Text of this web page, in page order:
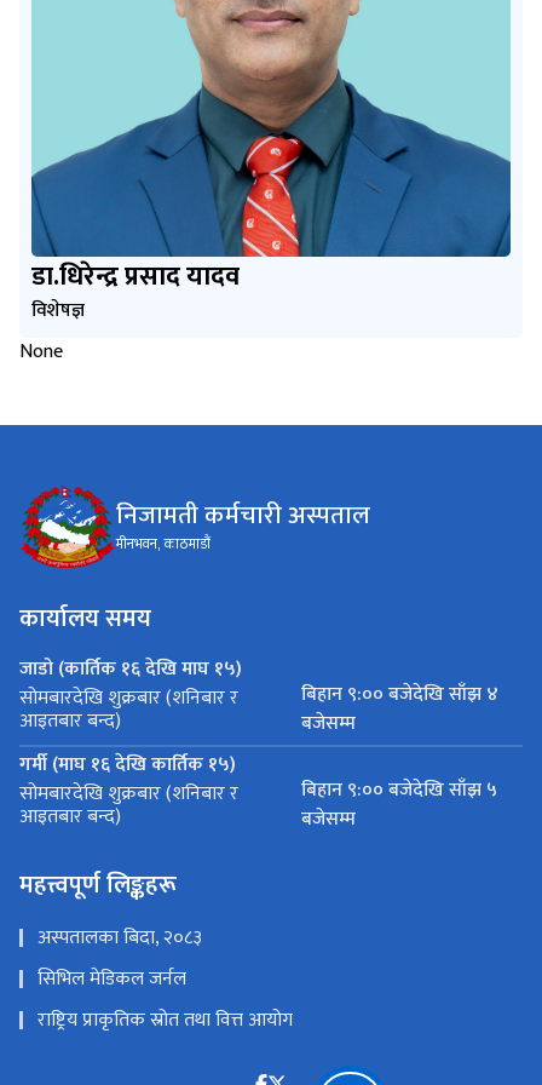
डा.धिरेन्द्र प्रसाद यादव
विशेषज्ञ
None
निजामती कर्मचारी अस्पताल
मीनभवन, काठमाडौं
कार्यालय समय
जाडो (कार्तिक १६ देखि माघ १५)
सोमबारदेखि शुक्रबार (शनिबार र
आइतबार बन्द)
बिहान ९:०० बजेदेखि साँझ ४
बजेसम्म
गर्मी (माघ १६ देखि कार्तिक १५)
सोमबारदेखि शुक्रबार (शनिबार र
आइतबार बन्द)
बिहान ९:०० बजेदेखि साँझ ५
बजेसम्म
महत्त्वपूर्ण लिङ्कहरू
अस्पतालका बिदा, २०८३
सिभिल मेडिकल जर्नल
राष्ट्रिय प्राकृतिक स्रोत तथा वित्त आयोग